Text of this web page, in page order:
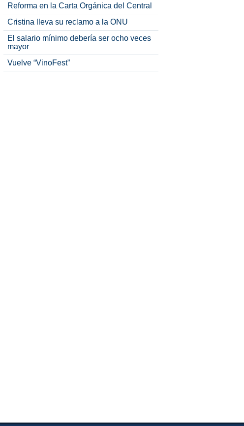
Reforma en la Carta Orgánica del Central
Cristina lleva su reclamo a la ONU
El salario mínimo debería ser ocho veces
mayor
Vuelve “VinoFest”